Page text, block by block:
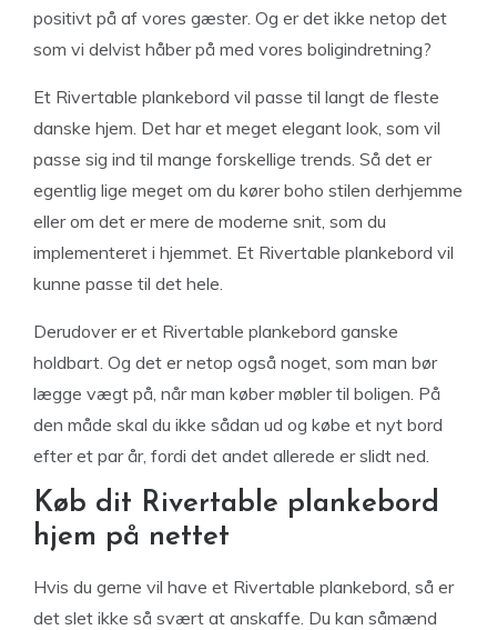
positivt på af vores gæster. Og er det ikke netop det
som vi delvist håber på med vores boligindretning?
Et Rivertable plankebord vil passe til langt de fleste
danske hjem. Det har et meget elegant look, som vil
passe sig ind til mange forskellige trends. Så det er
egentlig lige meget om du kører boho stilen derhjemme
eller om det er mere de moderne snit, som du
implementeret i hjemmet. Et Rivertable plankebord vil
kunne passe til det hele.
Derudover er et Rivertable plankebord ganske
holdbart. Og det er netop også noget, som man bør
lægge vægt på, når man køber møbler til boligen. På
den måde skal du ikke sådan ud og købe et nyt bord
efter et par år, fordi det andet allerede er slidt ned.
Køb dit Rivertable plankebord
hjem på nettet
Hvis du gerne vil have et Rivertable plankebord, så er
det slet ikke så svært at anskaffe. Du kan såmænd